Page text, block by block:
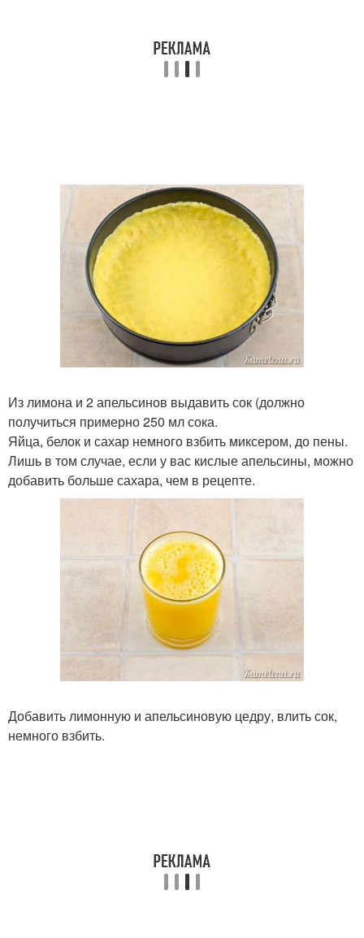
Из лимона и 2 апельсинов выдавить сок (должно
получиться примерно 250 мл сока.
Яйца, белок и сахар немного взбить миксером, до пены.
Лишь в том случае, если у вас кислые апельсины, можно
добавить больше сахара, чем в рецепте.
Добавить лимонную и апельсиновую цедру, влить сок,
немного взбить.